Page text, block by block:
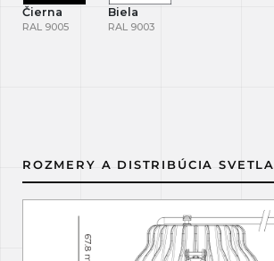
Čierna
RAL 9005
Biela
RAL 9003
ROZMERY A DISTRIBÚCIA SVETLA